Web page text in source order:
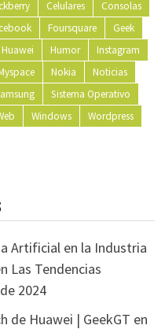
Celulares
Consolas
Foursquare
Geek
Huawei Humor
Instagram
Nokia
Noticias
Sistema Operativo
Windows
Wordpress
Artificial en la Industria
Las Tendencias
2024
de Huawei | GeekGT en